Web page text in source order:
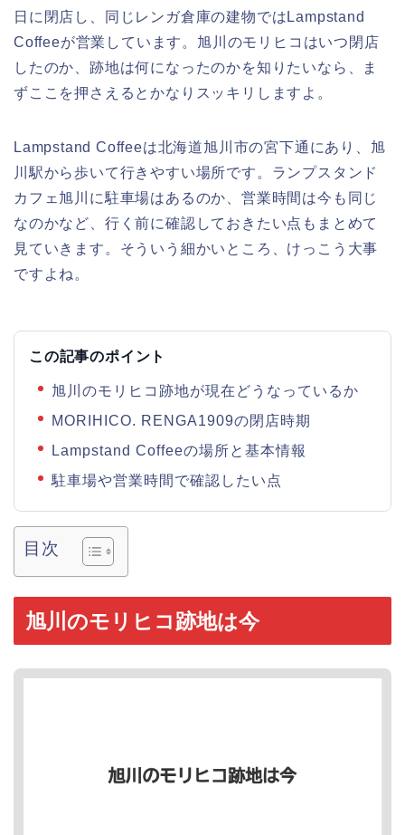
日に閉店し、同じレンガ倉庫の建物ではLampstand
Coffeeが営業しています。旭川のモリヒコはいつ閉店
したのか、跡地は何になったのかを知りたいなら、ま
ずここを押さえるとかなりスッキリしますよ。
Lampstand Coffeeは北海道旭川市の宮下通にあり、旭
川駅から歩いて行きやすい場所です。ランプスタンド
カフェ旭川に駐車場はあるのか、営業時間は今も同じ
なのかなど、行く前に確認しておきたい点もまとめて
見ていきます。そういう細かいところ、けっこう大事
ですよね。
この記事のポイント
旭川のモリヒコ跡地が現在どうなっているか
MORIHICO. RENGA1909の閉店時期
Lampstand Coffeeの場所と基本情報
駐車場や営業時間で確認したい点
目次
旭川のモリヒコ跡地は今